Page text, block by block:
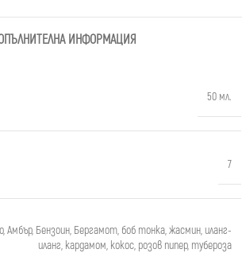
ИНФОРМАЦИЯ
50 мл.
7
,Амбър, Бензоин, Бергамот, боб тонка,жасмин, иланг-
иланг, кардамом, кокос, розов пипер, тубероза